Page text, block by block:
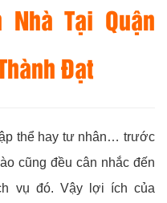
Nhà Tại Quận
Đạt
thể hay tư nhân… trước
cũng đều cân nhắc đến
vụ đó. Vậy lợi ích của